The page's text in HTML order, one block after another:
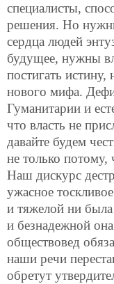
специалисты,
решения. Но
сердца людей
будущее, нужны
постигать
нового мифа.
Гуманитарии и
что власть не
давайте будем
не только
Наш дискурс
ужасное
и тяжелой ни
и безнадежной
обществовед
наши речи
обретут